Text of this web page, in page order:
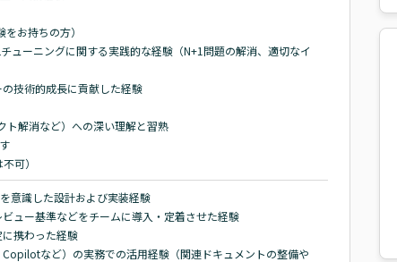
お持ちの方）
ューニングに関する実践的な経験（N+1問題の解消、適切なイ
技術的成長に貢献した経験
ト解消など）への深い理解と習熟
可）
意識した設計および実装経験
ュー基準などをチームに導入・定着させた経験
携わった経験
など）の実務での活用経験（関連ドキュメントの整備や